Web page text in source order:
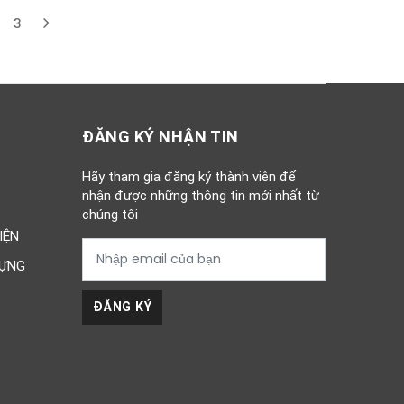
3
ĐĂNG KÝ NHẬN TIN
Hãy tham gia đăng ký thành viên để
nhận được những thông tin mới nhất từ
chúng tôi
ĐĂNG KÝ